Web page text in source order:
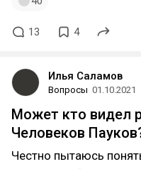
13 4
Илья Саламов
Вопросы 01.10.2021
Может кто видел
Человеков
Честно пытаюсь